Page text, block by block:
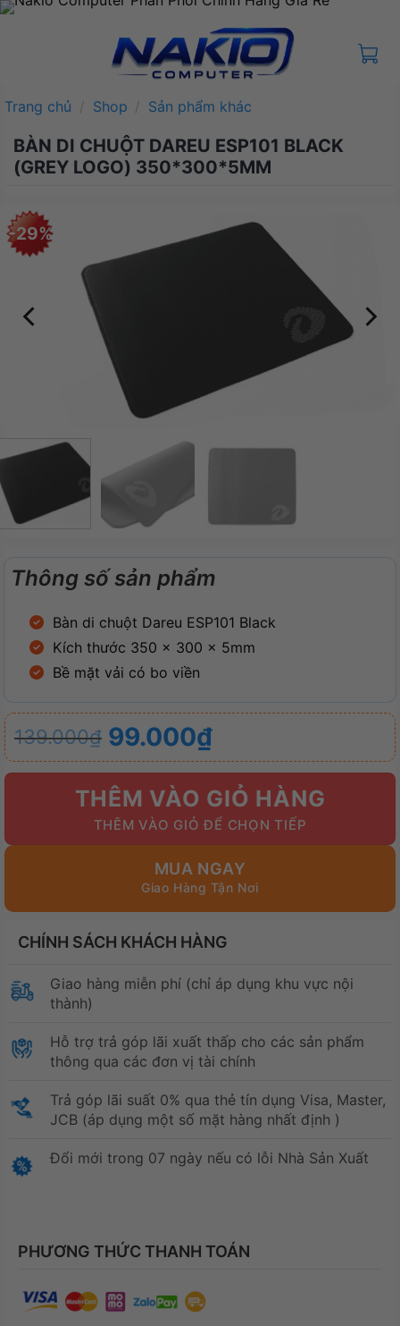
Bỏ
Trang chủ / Shop / Sản phẩm khác
BÀN DI CHUỘT DAREU ESP101 BLACK
(GREY LOGO) 350*300*5MM
-29%
Thông số sản phẩm
Bàn di chuột Dareu ESP101 Black
Kích thước 350 x 300 x 5mm
Bề mặt vải có bo viền
139.000₫
Giá
gốc
là:
139.000₫.
99.000₫
Giá
hiện
tại
99.000₫.
THÊM VÀO GIỎ HÀNG
MUA NGAY
CHÍNH SÁCH KHÁCH HÀNG
Giao hàng miễn phí (chỉ áp dụng khu vực nội
thành)
Hỗ trợ trả góp lãi xuất thấp cho các sản phẩm
thông qua các đơn vị tài chính
Trả góp lãi suất 0% qua thẻ tín dụng Visa, Master,
JCB (áp dụng một số mặt hàng nhất định )
Đổi mới trong 07 ngày nếu có lỗi Nhà Sản Xuất
PHƯƠNG THỨC THANH TOÁN